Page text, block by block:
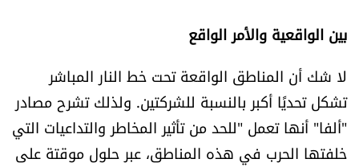
بين الواقعية والأمر الواقع
لا شك أن المناطق الواقعة تحت خط النار المباشر
تشكل تحديًا أكبر بالنسبة للشركتين. ولذلك تشرح مصادر
"ألفا" أنها تعمل "للحد من تأثير المخاطر والتداعيات التي
خلفتها الحرب في هذه المناطق، عبر حلول موقتة على